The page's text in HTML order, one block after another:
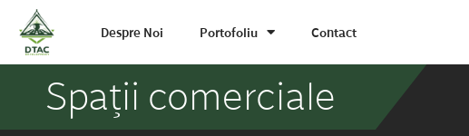
Despre Noi Portofoliu Contact
Spații comerciale